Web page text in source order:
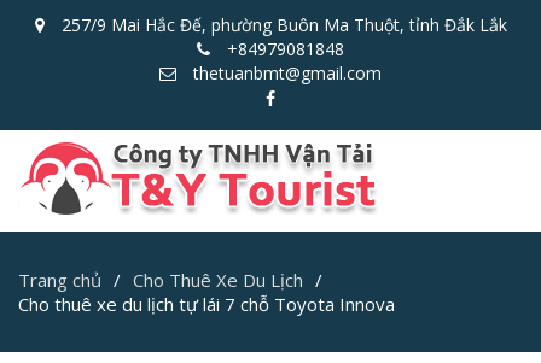
257/9 Mai Hắc Đế, phường Buôn Ma Thuột, tỉnh Đắk Lắk
+84979081848
thetuanbmt@gmail.com
Trang chủ
Cho Thuê Xe Du Lịch
Cho thuê xe du lịch tự lái 7 chỗ Toyota Innova